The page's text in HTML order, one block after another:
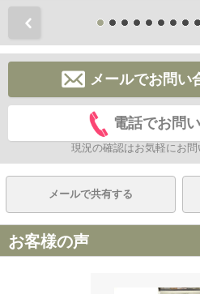
メールでお問い
電話でお問
現況の確認はお気軽にお問
メールで共有する
お客様の声